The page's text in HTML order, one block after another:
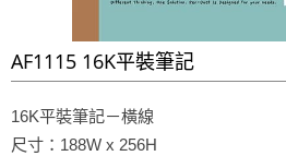
AF1115 16K平裝筆記
16K平裝筆記－橫線
尺寸：188W x 256H